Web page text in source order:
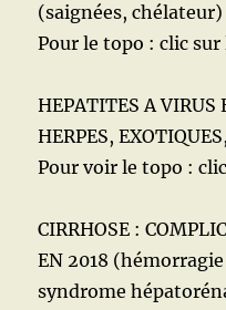
(saignées, chélateur)
Pour le topo : clic
HEPATITES A VIRUS
HERPES,
Pour voir le topo :
CIRRHOSE :
EN 2018
syndrome